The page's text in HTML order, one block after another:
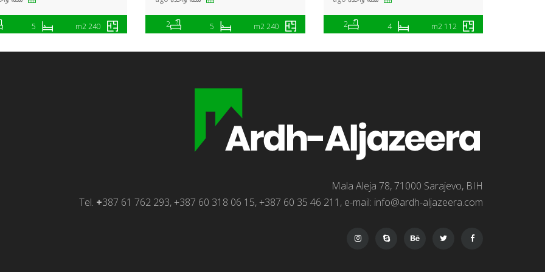
112 m2
4
2
240 m2
5
2
240 m2
5
Mala Aleja 78, 71000 Sarajevo, BIH
Tel. +387 61 762 293, +387 60 318 06 15, +387 60 35 46 211, e-mail: info@ardh-aljazeera.com